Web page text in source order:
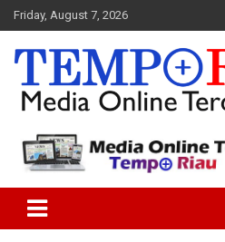
Skip
to
content
Friday, August 7, 2026
Tempo Riau